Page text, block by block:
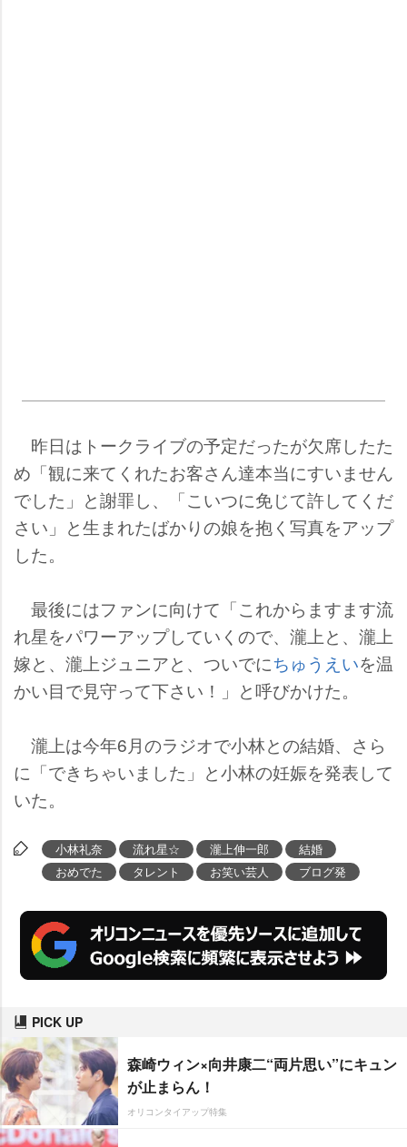
昨日はトークライブの予定だったが欠席したた
め「観に来てくれたお客さん達本当にすいません
でした」と謝罪し、「こいつに免じて許してくだ
さい」と生まれたばかりの娘を抱く写真をアップ
した。
最後にはファンに向けて「これからますます流
れ星をパワーアップしていくので、瀧上と、瀧上
嫁と、瀧上ジュニアと、ついでにちゅうえいを温
かい目で見守って下さい！」と呼びかけた。
瀧上は今年6月のラジオで小林との結婚、さら
に「できちゃいました」と小林の妊娠を発表して
いた。
小林礼奈 流れ星☆ 瀧上伸一郎
結婚
おめでた
タレント お笑い芸人 ブログ発
PICK UP
森崎ウィン×向井康二“両片思い”にキュン
が止まらん！
オリコンタイアップ特集